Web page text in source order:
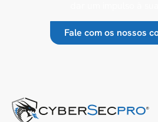
Fale com os nossos